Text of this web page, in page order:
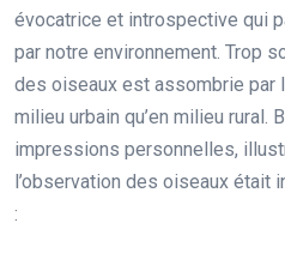
évocatrice et introspective qui
par notre environnement. Trop
des oiseaux est assombrie par
milieu urbain qu’en milieu rural.
impressions personnelles,
l’observation des oiseaux était
: